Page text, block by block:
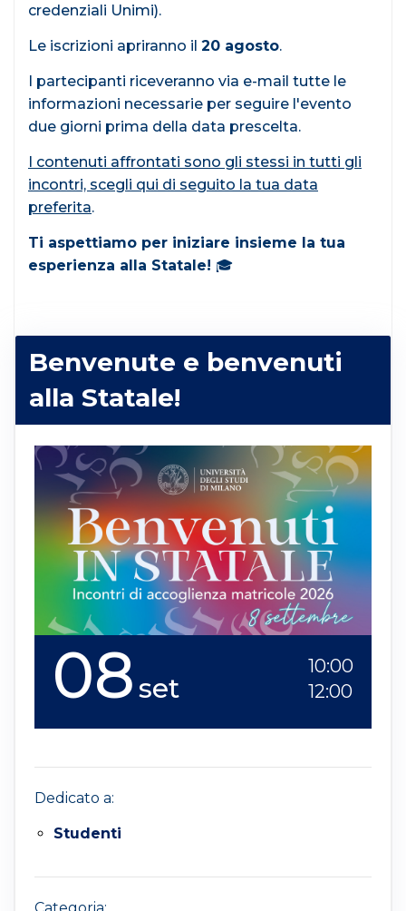
credenziali Unimi).
Le iscrizioni apriranno il 20 agosto.
I partecipanti riceveranno via e-mail tutte le
informazioni necessarie per seguire l'evento
due giorni prima della data prescelta.
I contenuti affrontati sono gli stessi in tutti gli
incontri, scegli qui di seguito la tua data
preferita.
Ti aspettiamo per iniziare insieme la tua
esperienza alla Statale! 🎓
Benvenute e benvenuti
alla Statale!
08set
10:00
12:00
Dedicato a:
Studenti